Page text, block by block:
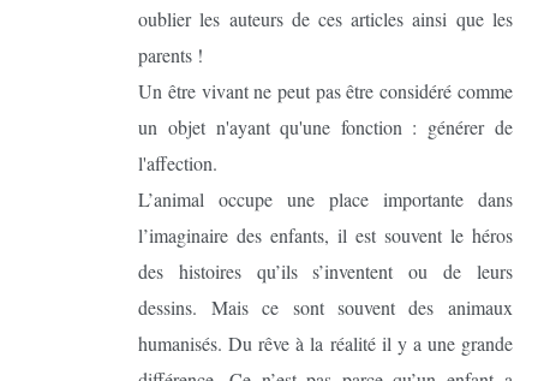
oublier les auteurs de ces articles ainsi que les
parents !
Un être vivant ne peut pas être considéré comme
un objet n'ayant qu'une fonction : générer de
l'affection.
L’animal occupe une place importante dans
l’imaginaire des enfants, il est souvent le héros
des histoires qu’ils s’inventent ou de leurs
dessins. Mais ce sont souvent des animaux
humanisés. Du rêve à la réalité il y a une grande